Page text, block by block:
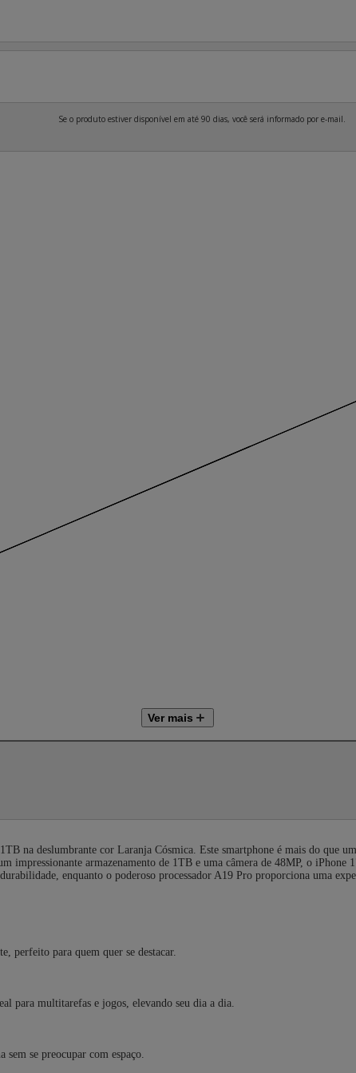
Se o produto estiver disponível em até 90 dias, você será informado por e-mail.
Ver mais
na deslumbrante cor Laranja Cósmica. Este smartphone é mais do que
armazenamento de 1TB e uma câmera de 48MP, o iPhone
enquanto o poderoso processador A19 Pro proporciona uma
perfeito para quem quer se destacar.
para multitarefas e jogos, elevando seu dia a dia.
sem se preocupar com espaço.